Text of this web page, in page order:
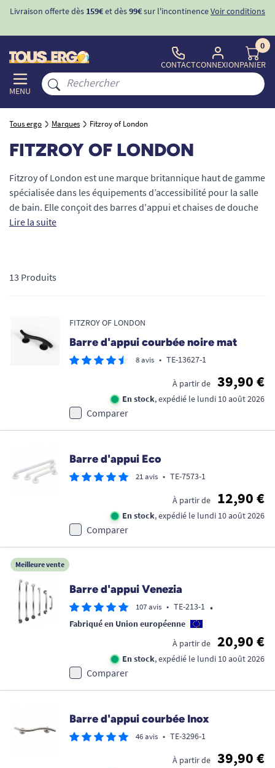
Livraison offerte dès 159€et dès99€sur l'incontinenceVoir conditions
MENU
CONTACTCONNEXION
0
PANIER
Tous ergo Marques Fitzroy of London
FITZROY OF LONDON
Fitzroy of London est une marque britannique haut de gamme
spécialisée dans les équipements d’accessibilité pour la salle
de bain. Elle conçoit des barres d'appui et chaises de douche
alliant élégance, sécurité et confort. TOUS ERGO est fier de
Lire la suite
13 Produits
FITZROY OF LONDON
Barre d'appui courbée noire mat
8 avis • TE-13627-1
À partir de 39,90 €
En stock, expédié le lundi 10 août 2026
Comparer
Barre d'appui Eco
21 avis • TE-7573-1
À partir de 12,90 €
En stock, expédié le lundi 10 août 2026
Comparer
Meilleure vente
Barre d'appui Venezia
107 avis • TE-213-1 •
Fabriqué en Union européenne
À partir de
20,90 €
En stock, expédié le lundi 10 août 2026
Comparer
Barre d'appui courbée Inox
46 avis • TE-3296-1
À partir de 39,90 €